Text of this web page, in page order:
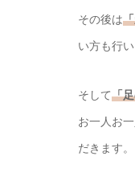
その後は
い方も行い
そして「
お一人お
だきます